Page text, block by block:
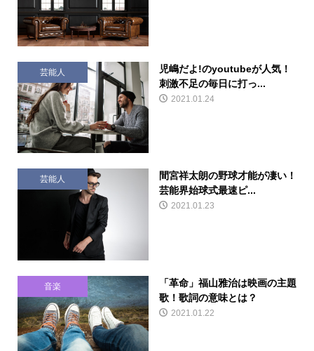
芸能人
児嶋だよ!のyoutubeが人気！
刺激不足の毎日に打っ...
2021.01.24
芸能人
間宮祥太朗の野球才能が凄い！
芸能界始球式最速ピ...
2021.01.23
音楽
「革命」福山雅治は映画の主題
歌！歌詞の意味とは？
2021.01.22